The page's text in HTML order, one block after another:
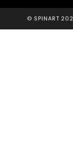
© SPINART